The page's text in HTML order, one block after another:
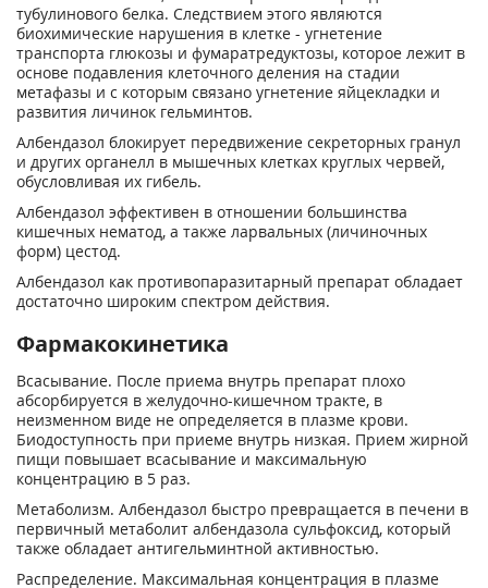
тубулинового белка. Следствием этого являются
биохимические нарушения в клетке - угнетение
транспорта глюкозы и фумаратредуктозы, которое лежит в
основе подавления клеточного деления на стадии
метафазы и с которым связано угнетение яйцекладки и
развития личинок гельминтов.
Албендазол блокирует передвижение секреторных гранул
и других органелл в мышечных клетках круглых червей,
обусловливая их гибель.
Албендазол эффективен в отношении большинства
кишечных нематод, а также ларвальных (личиночных
форм) цестод.
Албендазол как противопаразитарный препарат обладает
достаточно широким спектром действия.
Фармакокинетика
Всасывание. После приема внутрь препарат плохо
абсорбируется в желудочно-кишечном тракте, в
неизменном виде не определяется в плазме крови.
Биодоступность при приеме внутрь низкая. Прием жирной
пищи повышает всасывание и максимальную
концентрацию в 5 раз.
Метаболизм. Албендазол быстро превращается в печени в
первичный метаболит албендазола сульфоксид, который
также обладает антигельминтной активностью.
Распределение. Максимальная концентрация в плазме